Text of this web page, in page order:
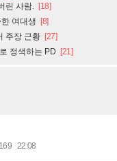
린 사람. [18]
여대생 [8]
주장 근황 [27]
정색하는 PD [21]
22:08